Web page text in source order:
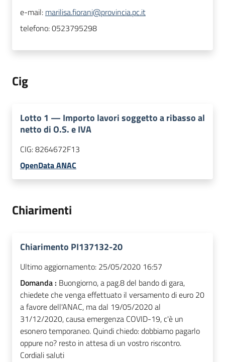
e-mail: marilisa.fiorani@provincia.pc.it
telefono:0523795298
Cig
Lotto 1 — Importo lavori soggetto a ribasso al
netto di O.S. e IVA
CIG:8264672F13
OpenData ANAC
Chiarimenti
Chiarimento PI137132-20
Ultimo aggiornamento: 25/05/2020 16:57
Domanda : Buongiorno, a pag.8 del bando di gara,
chiedete che venga effettuato il versamento di euro 20
a favore dell'ANAC, ma dal 19/05/2020 al
31/12/2020, causa emergenza COVID-19, c'è un
esonero temporaneo. Quindi chiedo: dobbiamo pagarlo
oppure no? resto in attesa di un vostro riscontro.
Cordiali saluti